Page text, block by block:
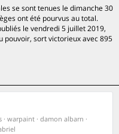
se sont tenues le dimanche 30
ont été pourvus au total.
le vendredi 5 juillet 2019,
pouvoir, sort victorieux avec 895
· warpaint · damon albarn ·